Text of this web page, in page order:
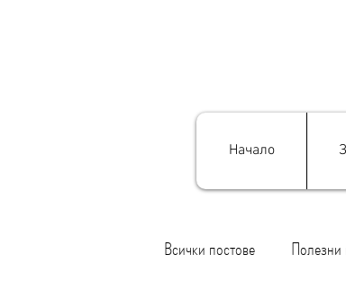
Начало
Всички постове